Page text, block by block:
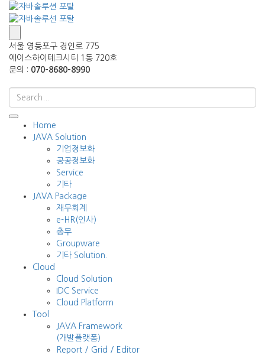
서울 영등포구 경인로 775
에이스하이테크시티 1동 720호
문의 : 070-8680-8990
Home
JAVA Solution
기업정보화
공공정보화
Service
기타
JAVA Package
재무회계
e-HR(인사)
총무
Groupware
기타 Solution.
Cloud
Cloud Solution
IDC Service
Cloud Platform
Tool
JAVA Framework
(개발플랫폼)
Report / Grid / Editor